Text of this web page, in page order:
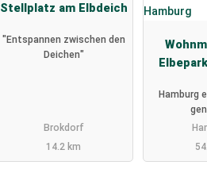
Stellplatz am Elbdeich
"Entspannen zwischen den
Deichen"
Brokdorf
14.2 km
Hamburg